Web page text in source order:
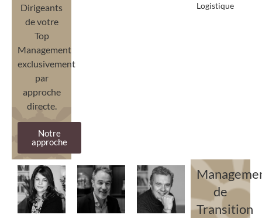
Dirigeants
de votre
Top
Management
exclusivement
par
approche
directe.
Notre
approche
Logistique
de
Transition